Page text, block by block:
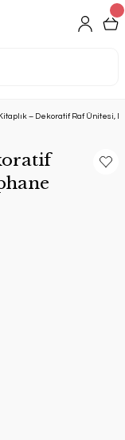
– Dekoratif Raf Ünitesi,